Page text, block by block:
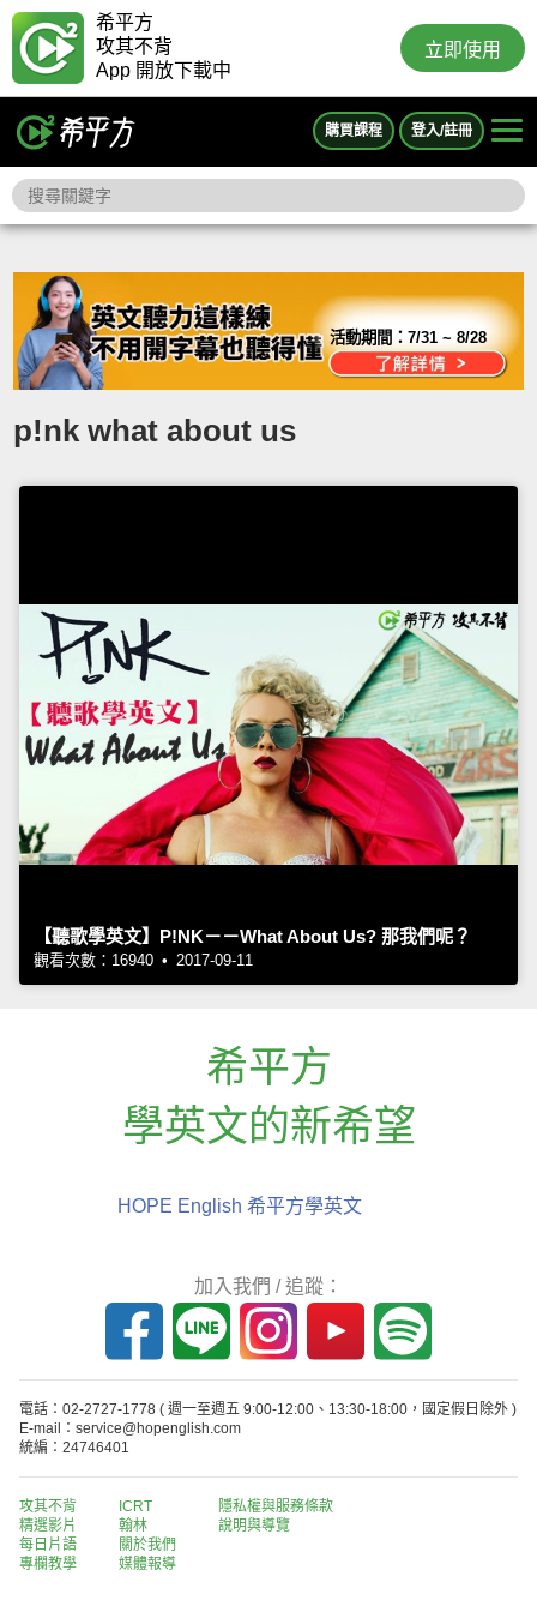
希平方
攻其不背
App 開放下載中
立即使用
購買課程 登入/註冊
活動期間：7/31 ~ 8/28
p!nk what about us
【聽歌學英文】P!NK－－What About Us? 那我們呢？
觀看次數：16940 • 2017-09-11
希平方
學英文的新希望
HOPE English 希平方學英文
加入我們 / 追蹤：
電話：02-2727-1778 ( 週一至週五 9:00-12:00、13:30-18:00，國定假日除外 )
E-mail：service@hopenglish.com
統編：24746401
攻其不背
精選影片
每日片語
專欄教學
ICRT
翰林
關於我們
媒體報導
隱私權與服務條款
說明與導覽